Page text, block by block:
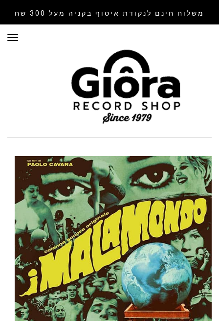
משלוח חינם לנקודת איסוף בקניה מעל 300 שח